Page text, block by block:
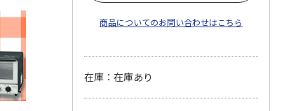
商品についてのお問い合わせはこちら
在庫：在庫あり